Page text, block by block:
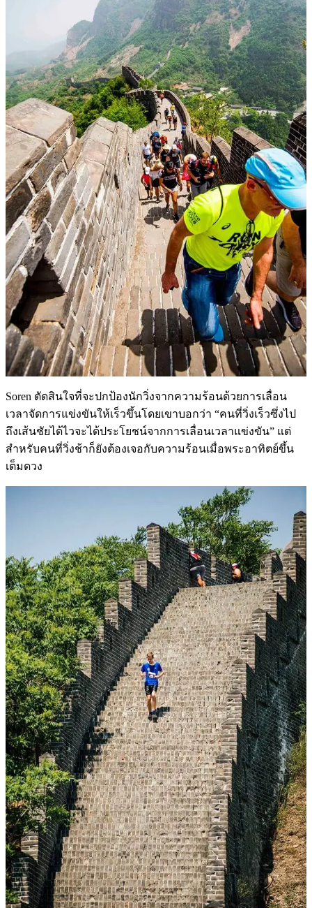
Soren ตัดสินใจที่จะปกป้องนักวิ่งจากความร้อนด้วยการเลื่อน
เวลาจัดการแข่งขันให้เร็วขึ้นโดยเขาบอกว่า “คนที่วิ่งเร็วซึ่งไป
ถึงเส้นชัยได้ไวจะได้ประโยชน์จากการเลื่อนเวลาแข่งขัน” แต่
สำหรับคนที่วิ่งช้าก็ยังต้องเจอกับความร้อนเมื่อพระอาทิตย์ขึ้น
เต็มดวง